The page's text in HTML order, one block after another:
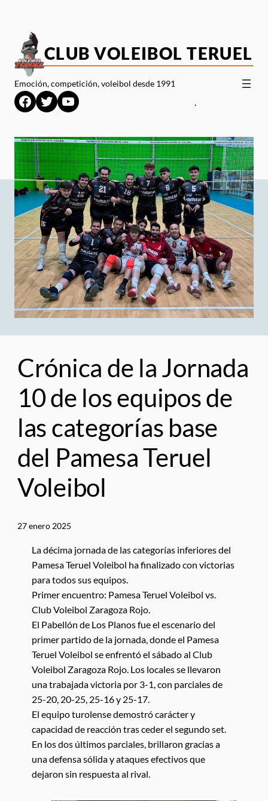
contenido
CLUB VOLEIBOL TERUEL
Emoción, competición, voleibol desde 1991
Facebook
TwitterYouTube .
Crónica de la Jornada
10 de los equipos de
las categorías base
del Pamesa Teruel
Voleibol
27 enero 2025
La décima jornada de las categorías inferiores del
Pamesa Teruel Voleibol ha finalizado con victorias
para todos sus equipos.
Primer encuentro: Pamesa Teruel Voleibol vs.
Club Voleibol Zaragoza Rojo.
El Pabellón de Los Planos fue el escenario del
primer partido de la jornada, donde el Pamesa
Teruel Voleibol se enfrentó el sábado al Club
Voleibol Zaragoza Rojo. Los locales se llevaron
una trabajada victoria por 3-1, con parciales de
25-20, 20-25, 25-16 y 25-17.
El equipo turolense demostró carácter y
capacidad de reacción tras ceder el segundo set.
En los dos últimos parciales, brillaron gracias a
una defensa sólida y ataques efectivos que
dejaron sin respuesta al rival.